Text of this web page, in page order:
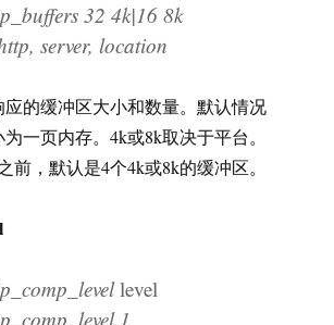
32 4k|16 8k
server, location
的缓冲区大小和数量。默认情况
一页内存。4k或8k取决于平台。
前，默认是4个4k或8k的缓冲区。
level
1